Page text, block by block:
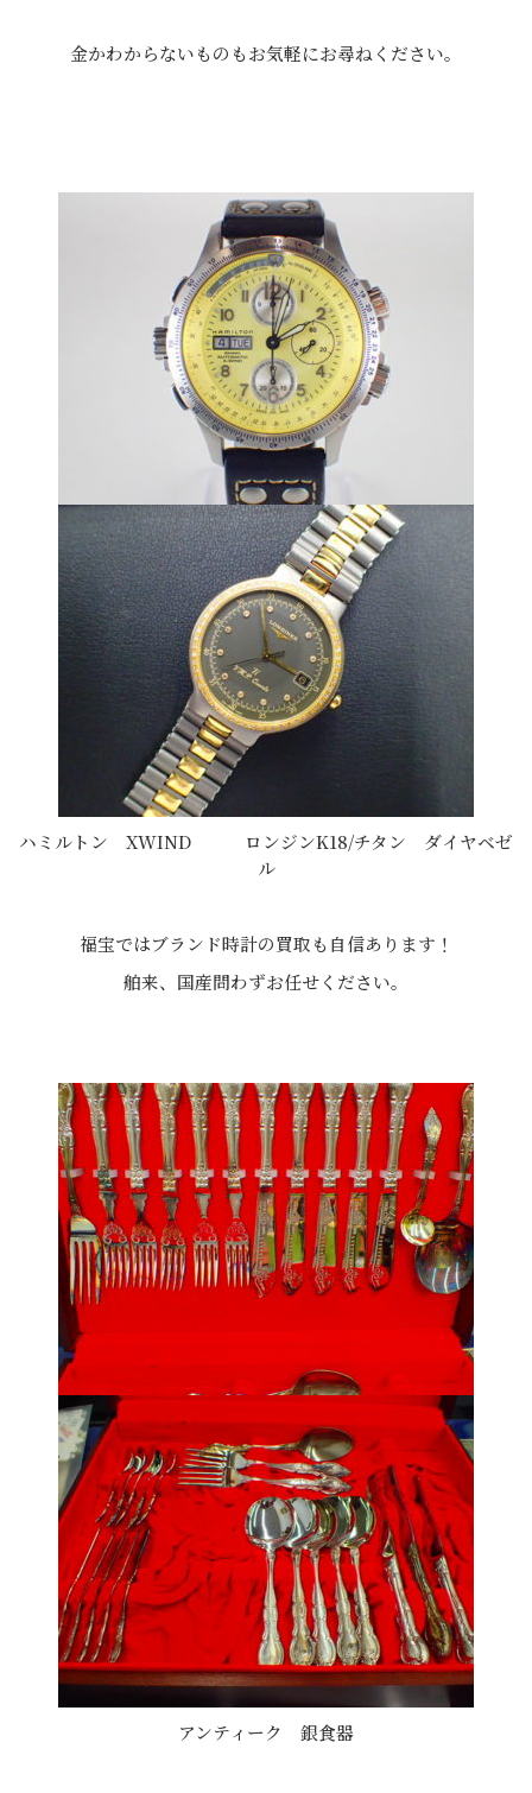
金かわからないものもお気軽にお尋ねください。
ハミルトン XWIND ロンジンK18/チタン ダイヤベゼ
ル
福宝ではブランド時計の買取も自信あります！
舶来、国産問わずお任せください。
アンティーク 銀食器